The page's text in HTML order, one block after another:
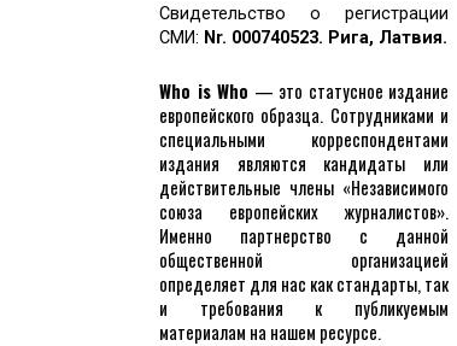
Свидетельство о регистрации
СМИ: Nr. 000740523. Рига, Латвия.
Who is Who — это статусное издание
европейского образца. Сотрудниками и
специальными корреспондентами
издания являются кандидаты или
действительные члены «Независимого
союза европейских журналистов».
Именно партнерство с данной
общественной организацией
определяет для нас как стандарты, так
и требования к публикуемым
материалам на нашем ресурсе.